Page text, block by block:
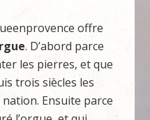
offre
. D’abord parce
les pierres, et que
trois siècles les
Ensuite parce